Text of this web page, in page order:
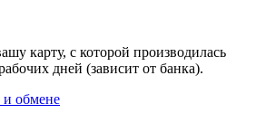
карту, с которой производилась
дней (зависит от банка).
и обмене